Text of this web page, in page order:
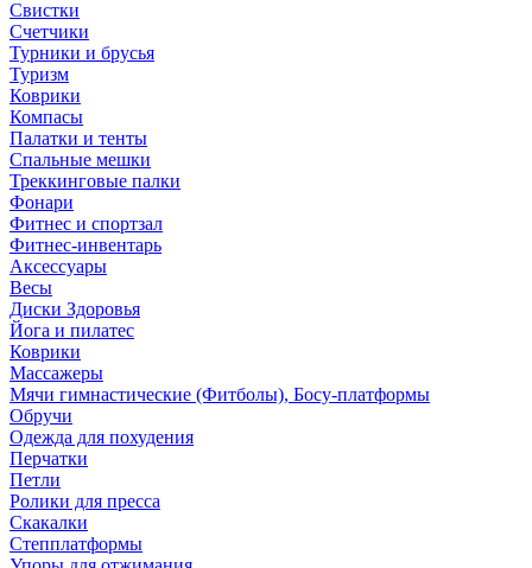
Свистки
Счетчики
Турники и брусья
Туризм
Коврики
Компасы
Палатки и тенты
Спальные мешки
Треккинговые палки
Фонари
Фитнес и спортзал
Фитнес-инвентарь
Аксессуары
Весы
Диски Здоровья
Йога и пилатес
Коврики
Массажеры
Мячи гимнастические (Фитболы), Босу-платформы
Обручи
Одежда для похудения
Перчатки
Петли
Ролики для пресса
Скакалки
Степплатформы